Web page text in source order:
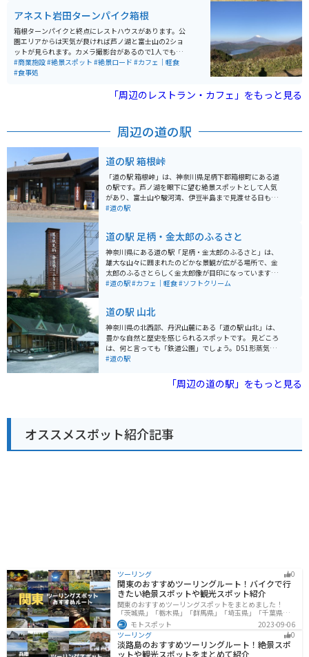
どもあり、1日楽しめるスポットです。
アネスト岩田ターンパイク箱根
箱根ターンパイクと終点にレストハウスがあります。公
園エリアからは天気が良ければ芦ノ湖と富士山の2ショ
ットが見られます。カメラ撮影台があるので1人でも撮影
しやすく便利です。車・バイク問わず休日の駐車場は混
雑していますが、箱根の山を登ってきた先にある富士山
な車両を見ることができるのでプチモーターショーを体
#商業施設#絶景スポット #絶景ロード #カフェ｜軽食
#食事処
「周辺のレストラン・カフェ」をもっと見る
周辺の道の駅
道の駅 箱根峠
「道の駅 箱根峠」は、神奈川県足柄下郡箱根町にある道
の駅です。芦ノ湖を眼下に望む絶景スポットとして人気
があり、富士山や駿河湾、伊豆半島まで見渡せる日もあ
ります。 駅内には、地元の食材を使った食事処や、箱根
シのある麺と、地元産の野菜やキノコをたっぷり使った
温かい一品です。 バイクで訪れる際は、駐車場からの眺
めが最高なので、ぜひ愛車を停めて絶景を楽しんでくだ
さい。また、周辺にはワインディングロードが続くた
め、ツーリングスポットとしてもおすすめです。 【その
#道の駅
道の駅 足柄・金太郎のふるさと
神奈川県にある道の駅「足柄・金太郎のふるさと」は、
雄大な山々に囲まれたのどかな景観が広がる場所で、金
太郎のふるさとらしく金太郎像が目印になっています。
リニューアルされた施設は清潔感があり、広くはない店
ており、ドライブやツーリングの休憩スポットとして最
適。名物は折り畳まれたようなユニークな形のソフトク
リームで、きんたろうの斧を模したスプーンが添えられ
ているのも面白いポイント。旅の途中にほっこり楽しめ
る寄り道スポットです。
#道の駅#カフェ｜軽食#ソフトクリーム
道の駅 山北
神奈川県の北西部、丹沢山麓にある「道の駅 山北」は、
豊かな自然と歴史を感じられるスポットです。 見どころ
は、何と言っても「鉄道公園」でしょう。D51形蒸気機
関車や小田急電鉄のロマンスカーなど、貴重な車両が展
の駅に隣接する「山北町ふるさと交流館」では、地元の
特産品や工芸品を販売しています。山北町は「丹沢はち
ため、冬場は積雪の可能性があります。訪れる際は、事
前に天気予報を確認し、防寒対策をしっかりとしておき
ましょう。
#道の駅
「周辺の道の駅」をもっと見る
オススメスポット紹介記事
ツーリング 0
関東のおすすめツーリングルート！バイクで行
きたい絶景スポットや観光スポット紹介
関東のおすすめツーリングスポットをまとめました！
「茨城県」「栃木県」「群馬県」「埼玉県」「千葉県」
「東京都」「神奈川県」の各県の観光地紹介します。自
然豊かな山々や湖、温泉地が点在し、四季折々の景色を
楽しめるスポットが多数あります。バイクで関東にツー
リングに行く際は参考にしてください。
モトスポット
2023-09-06
ツーリング
0
淡路島のおすすめツーリングルート！絶景スポ
ットや観光スポットをまとめて紹介